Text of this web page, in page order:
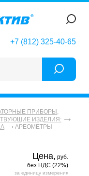
+7 (812) 325-40-65
ПРИБОРЫ,
ИЗДЕЛИЯ:
АРЕОМЕТРЫ
Цена, руб.
без НДС (22%)
за единицу измерения